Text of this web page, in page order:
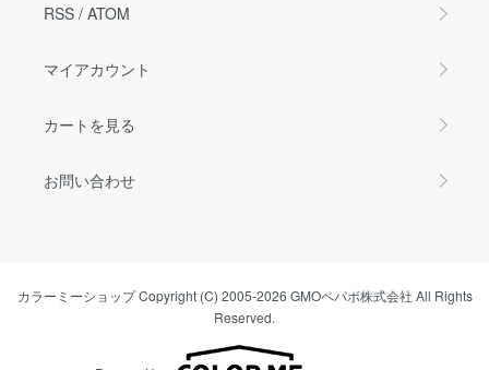
RSS / ATOM
マイアカウント
カートを見る
お問い合わせ
カラーミーショップCopyright (C) 2005-2026 GMOペパボ株式会社 All Rights
Reserved.